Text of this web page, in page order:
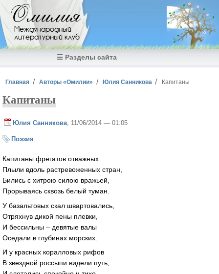
Перейти к основному содержанию
Омилия
Международный
литературный клуб
☰ Разделы сайта
Вы здесь
Главная Авторы «Омилии» Юлия Санникова Капитаны
Капитаны
Юлия Санникова , 11/06/2014 — 01:05
Поэзия
Капитаны фрегатов отважных
Плыли вдоль растревоженных стран,
Бились с хитрою силою вражьей,
Прорываясь сквозь белый туман.
У базальтовых скал швартовались,
Отряхнув дикой пены плевки,
И бессильны – девятые валы
Оседали в глубинах морских.
И у красных коралловых рифов
В звездной россыпи видели путь,